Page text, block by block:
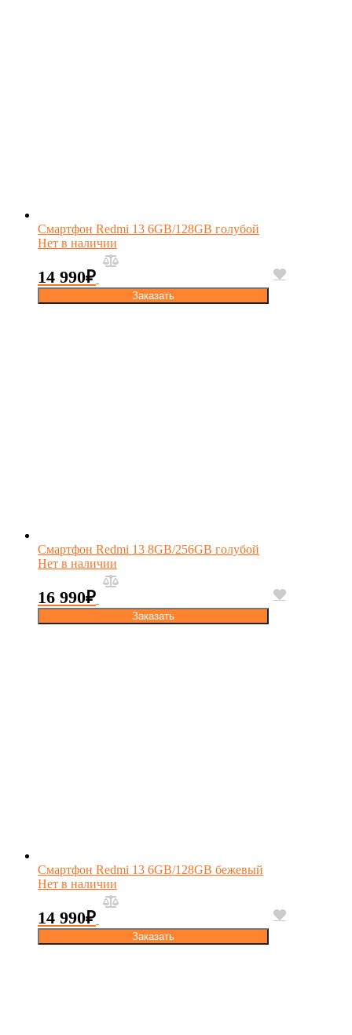
Смартфон Redmi 13 6GB/128GB голубой
Нет в наличии
14 990₽
Заказать
Смартфон Redmi 13 8GB/256GB голубой
Нет в наличии
16 990₽
Заказать
Смартфон Redmi 13 6GB/128GB бежевый
Нет в наличии
14 990₽
Заказать